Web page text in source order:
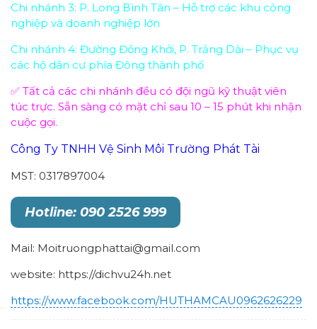
Chi nhánh 3: P. Long Bình Tân – Hỗ trợ các khu công
nghiệp và doanh nghiệp lớn
Chi nhánh 4: Đường Đồng Khởi, P. Trảng Dài – Phục vụ
các hộ dân cư phía Đông thành phố
✅ Tất cả các chi nhánh đều có đội ngũ kỹ thuật viên
túc trực. Sẵn sàng có mặt chỉ sau 10 – 15 phút khi nhận
cuộc gọi.
Công Ty TNHH Vệ Sinh Môi Trường Phát Tài
MST: 0317897004
Hotline: 090 2526 999
Mail: Moitruongphattai@gmail.com
website: https://dichvu24h.net
https://www.facebook.com/HUTHAMCAU0962626229